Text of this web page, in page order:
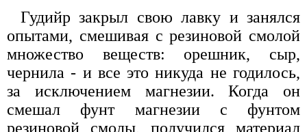
Гудийр закрыл свою лавку и занялся
опытами, смешивая с резиновой смолой
множество веществ: орешник, сыр,
чернила - и все это никуда не годилось,
за исключением магнезии. Когда он
смешал фунт магнезии с фунтом
резиновой смолы, получился материал